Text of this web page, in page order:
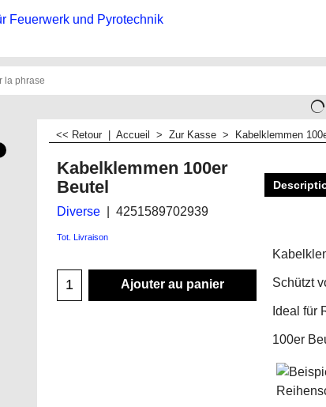
<< Retour Accueil > Zur Kasse > Kabelklemmen
Kabelklemmen 100er
Beutel
Diverse 4251589702939
Tot. Livraison
Ajouter au panier Schützt
Ideal für
100er